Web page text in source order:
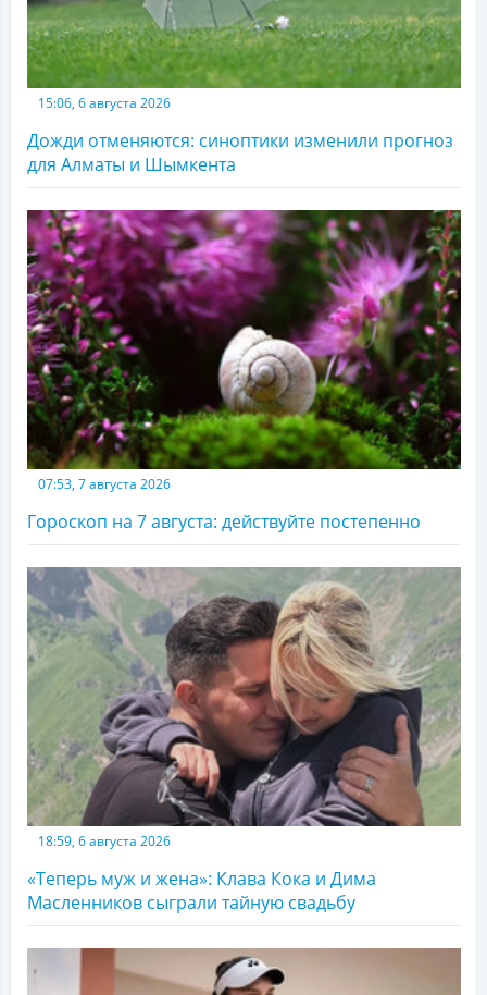
15:06, 6 августа 2026
Дожди отменяются: синоптики изменили прогноз
для Алматы и Шымкента
07:53, 7 августа 2026
Гороскоп на 7 августа: действуйте постепенно
18:59, 6 августа 2026
«Теперь муж и жена»: Клава Кока и Дима
Масленников сыграли тайную свадьбу